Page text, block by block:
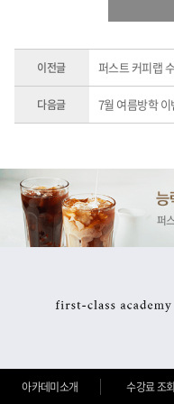
이전글 퍼스트 커피랩
다음글 7월 여름방학 이
아카데미소개 수강료 조회